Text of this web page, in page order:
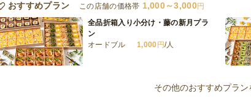
おすすめプラン この店舗の価格帯 1,000～3,000円
全品折箱入り小分け・藤の新月プラ
ン
オードブル
1,000 円/人
2,000円/人
その他のおすすめプラン